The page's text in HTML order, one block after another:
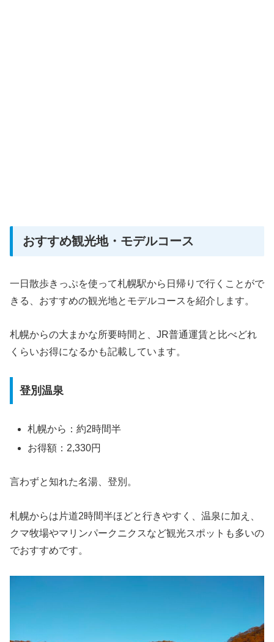
おすすめ観光地・モデルコース
一日散歩きっぷを使って札幌駅から日帰りで行くことがで
きる、おすすめの観光地とモデルコースを紹介します。
札幌からの大まかな所要時間と、JR普通運賃と比べどれ
くらいお得になるかも記載しています。
登別温泉
札幌から：約2時間半
お得額：2,330円
言わずと知れた名湯、登別。
札幌からは片道2時間半ほどと行きやすく、温泉に加え、
クマ牧場やマリンパークニクスなど観光スポットも多いの
でおすすめです。